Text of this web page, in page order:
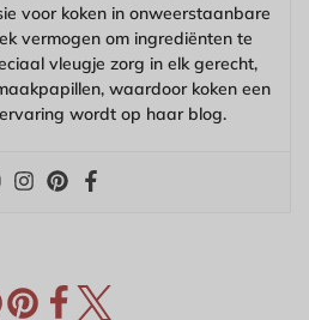
voor koken in onweerstaanbare
vermogen om ingrediënten te
vleugje zorg in elk gerecht,
waardoor koken een
wordt op haar blog.